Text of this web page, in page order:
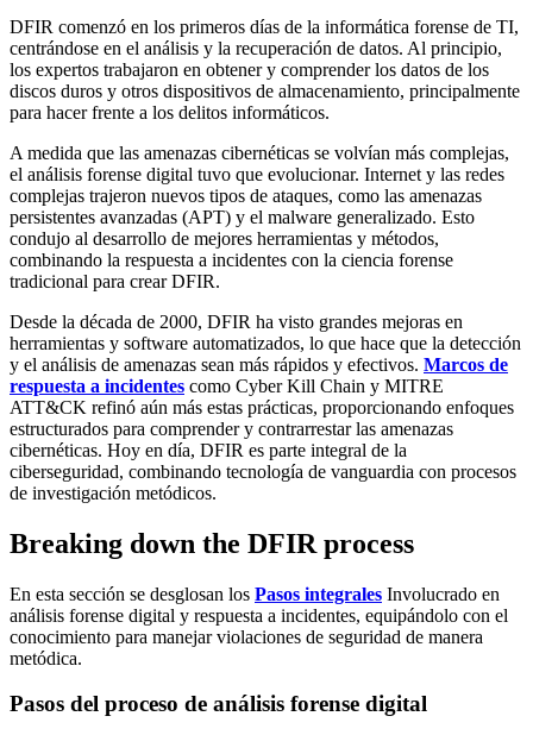
DFIR comenzó en los primeros días de la informática forense de TI,
centrándose en el análisis y la recuperación de datos. Al principio,
los expertos trabajaron en obtener y comprender los datos de los
discos duros y otros dispositivos de almacenamiento, principalmente
para hacer frente a los delitos informáticos.
A medida que las amenazas cibernéticas se volvían más complejas,
el análisis forense digital tuvo que evolucionar. Internet y las redes
complejas trajeron nuevos tipos de ataques, como las amenazas
persistentes avanzadas (APT) y el malware generalizado. Esto
condujo al desarrollo de mejores herramientas y métodos,
combinando la respuesta a incidentes con la ciencia forense
tradicional para crear DFIR.
Desde la década de 2000, DFIR ha visto grandes mejoras en
herramientas y software automatizados, lo que hace que la detección
y el análisis de amenazas sean más rápidos y efectivos. Marcos de
respuesta a incidentes como Cyber Kill Chain y MITRE
ATT&CK refinó aún más estas prácticas, proporcionando enfoques
estructurados para comprender y contrarrestar las amenazas
cibernéticas. Hoy en día, DFIR es parte integral de la
ciberseguridad, combinando tecnología de vanguardia con procesos
de investigación metódicos.
Breaking down the DFIR process
En esta sección se desglosan los Pasos integrales Involucrado en
análisis forense digital y respuesta a incidentes, equipándolo con el
conocimiento para manejar violaciones de seguridad de manera
metódica.
Pasos del proceso de análisis forense digital